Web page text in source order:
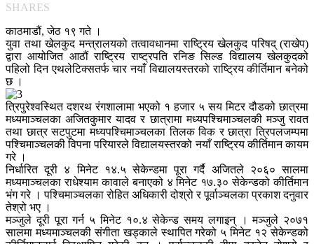
SHARES
काठमाडौं, जेठ १९ गते ।
युवा तथा खेलकुद मन्त्रालयको तत्वावधानमा राष्ट्रिय खेलकुद परिषद् (राखेप)
द्वारा आयोजित आठौं राष्ट्रिय राष्ट्रपति रनिङ सिल्ड विद्यालय खेलकुदको
पहिलो दिन एथलेटिक्सतर्फ चार नयाँ विद्यालयस्तरको राष्ट्रिय कीर्तिमान बनेको
छ ।
त्रिपुरेश्वस्थित दशरथ रंगशालामा भएको १ हजार ५ सय मिटर दौडको छात्रमा
मध्यमाञ्चलका अजितकुमार यादव र छात्रामा मध्यपश्चिमाञ्चलकी मञ्जु रावत
तथा छात्र सटपुटमा मध्यपश्चिमाञ्चलका तिलक विक र छात्रा त्रिपलजम्पमा
पश्चिमाञ्चलकी विपना परियारले विद्यालयस्तरको नयाँ राष्ट्रिय कीर्तिमान कायम
गरे ।
निर्धारित दूरी ४ मिनेट १४.५ सेकेन्डमा पूरा गर्दै अजितले २०६० सालमा
मध्यमाञ्चलका राधेश्याम कावाले बनाएको ४ मिनेट १७.३० सेकेन्डको कीर्तिमान
भंग गरे । पश्चिमाञ्चलका रोहित अधिकारी दोश्रो र पूर्वाञ्चलका प्रकाश दनुवार
तेश्रो भए ।
मञ्जुले दूरी पूरा गर्न ५ मिनेट १०.४ सेकेन्ड समय लगाइन् । मञ्जुले २०७१
सालमा मध्यमाञ्चलकी संगीता खड्काले स्थापित गरेको ५ मिनेट १२ सेकेन्डको